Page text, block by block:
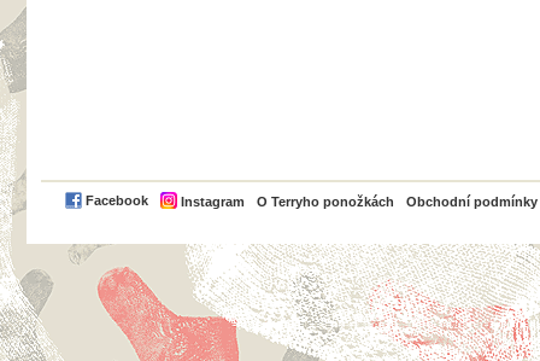
Facebook Instagram O Terryho ponožkách Obchodní podmínky
PayPal